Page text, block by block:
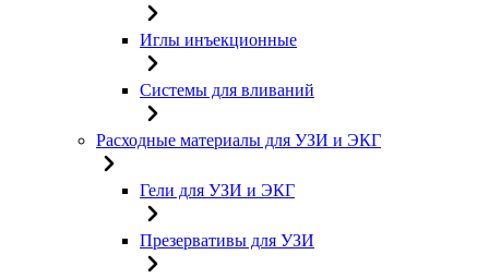
Иглы инъекционные
Системы для вливаний
Расходные материалы для УЗИ и ЭКГ
Гели для УЗИ и ЭКГ
Презервативы для УЗИ